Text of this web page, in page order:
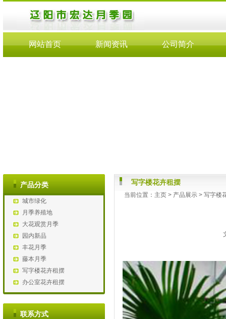
网站首页 新闻资讯 公司简介
产品分类
城市绿化
月季养殖地
大花观赏月季
园内新品
丰花月季
藤本月季
写字楼花卉租摆
办公室花卉租摆
联系方式
写字楼花卉租摆
当前位置： 主页 > 产品展示 >写字楼